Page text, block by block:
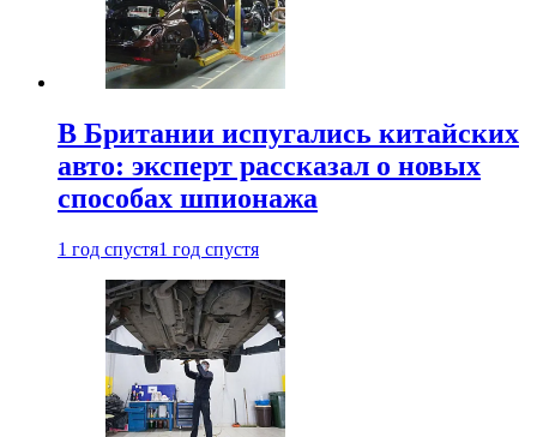
В Британии испугались китайских
авто: эксперт рассказал о новых
способах шпионажа
1 год спустя1 год спустя